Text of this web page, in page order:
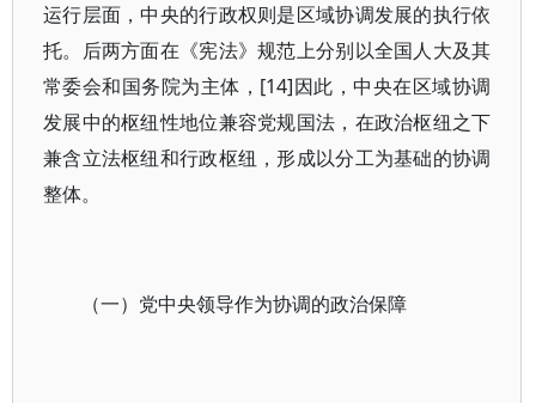
运行层面，中央的行政权则是区域协调发展的执行依
托。后两方面在《宪法》规范上分别以全国人大及其
常委会和国务院为主体，[14]因此，中央在区域协调
发展中的枢纽性地位兼容党规国法，在政治枢纽之下
兼含立法枢纽和行政枢纽，形成以分工为基础的协调
整体。
（一）党中央领导作为协调的政治保障